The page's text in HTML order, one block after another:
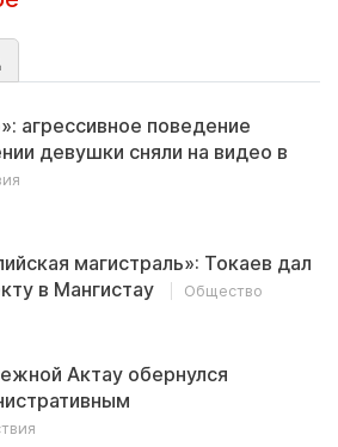
агрессивное поведение
девушки сняли на видео в
магистраль»: Токаев дал
в Мангистау
Общество
Актау обернулся